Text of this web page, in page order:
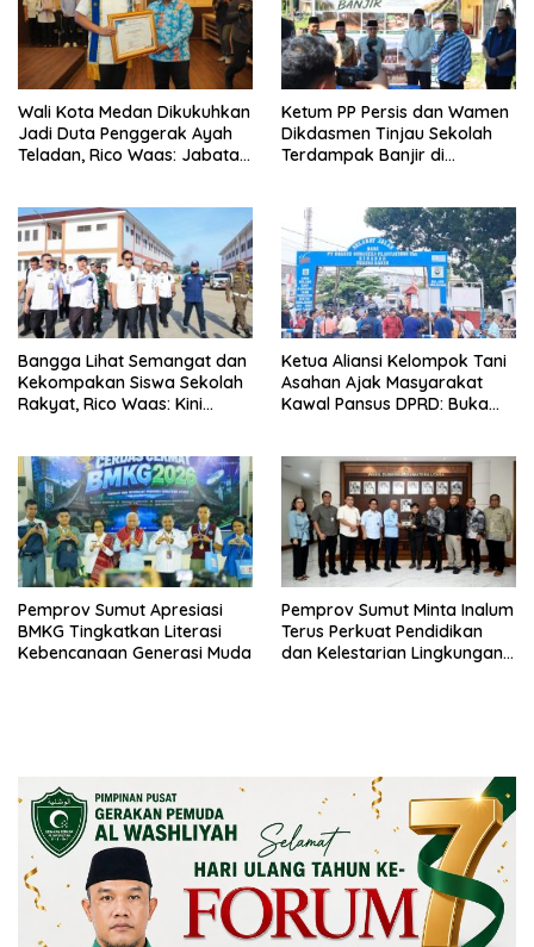
Wali Kota Medan Dikukuhkan
Jadi Duta Penggerak Ayah
Teladan, Rico Waas: Jabatan
Ketum PP Persis dan Wamen
Dikdasmen Tinjau Sekolah
Terdampak Banjir di
Bangga Lihat Semangat dan
Kekompakan Siswa Sekolah
Rakyat, Rico Waas: Kini
Ketua Aliansi Kelompok Tani
Asahan Ajak Masyarakat
Kawal Pansus DPRD: Buka
Pemprov Sumut Apresiasi
BMKG Tingkatkan Literasi
Kebencanaan Generasi Muda
Pemprov Sumut Minta Inalum
Terus Perkuat Pendidikan
dan Kelestarian Lingkungan